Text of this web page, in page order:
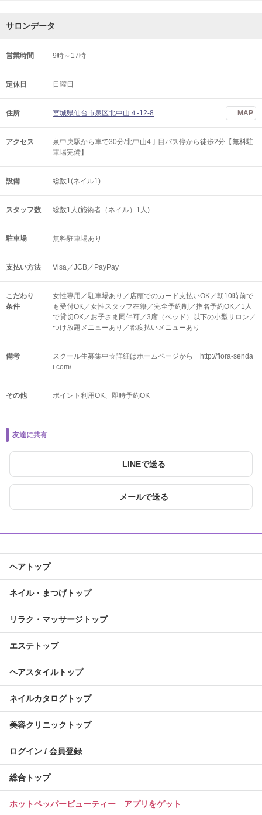
サロンデータ
営業時間 9時～17時
定休日 日曜日
住所 宮城県仙台市泉区北中山４-12-8 MAP
アクセス
泉中央駅から車で30分/北中山4丁目バス停から徒歩2分【無料駐
車場完備】
設備 総数1(ネイル1)
スタッフ数 総数1人(施術者（ネイル）1人)
駐車場 無料駐車場あり
支払い方法 Visa／JCB／PayPay
こだわり
条件
女性専用／駐車場あり／店頭でのカード支払いOK／朝10時前で
も受付OK／女性スタッフ在籍／完全予約制／指名予約OK／1人
で貸切OK／お子さま同伴可／3席（ベッド）以下の小型サロン／
つけ放題メニューあり／都度払いメニューあり
備考
スクール生募集中☆詳細はホームページから http://flora-senda
i.com/
その他 ポイント利用OK 即時予約OK
友達に共有
LINEで送る
メールで送る
ヘアトップ
ネイル・まつげトップ
リラク・マッサージトップ
エステトップ
ヘアスタイルトップ
ネイルカタログトップ
美容クリニックトップ
ログイン / 会員登録
総合トップ
ホットペッパービューティー アプリをゲット